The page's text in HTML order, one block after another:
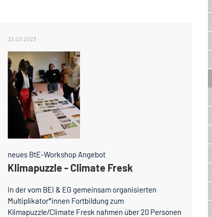
23.03.2023
neues BtE-Workshop Angebot
Klimapuzzle - Climate Fresk
In der vom BEI & EG gemeinsam organisierten
Multiplikator*innen Fortbildung zum
Klimapuzzle/Climate Fresk nahmen über 20 Personen